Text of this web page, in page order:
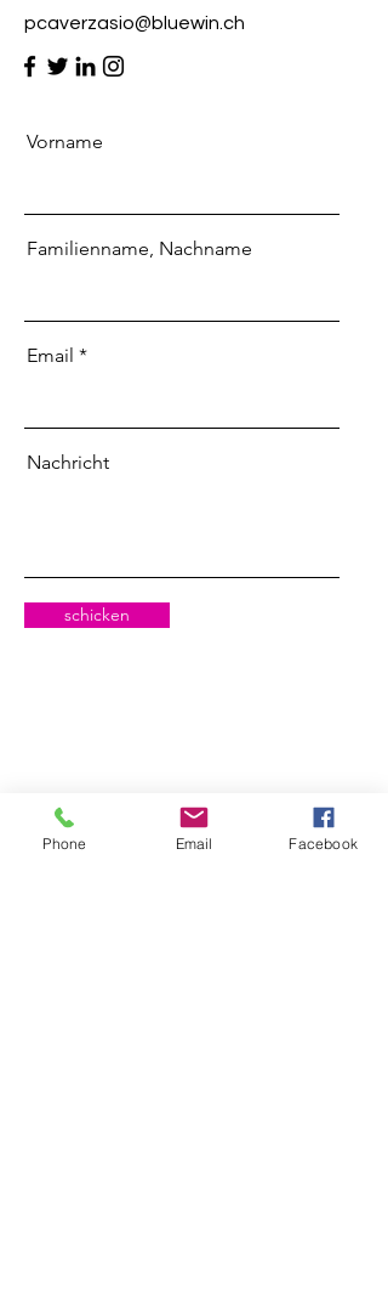
pcaverzasio@bluewin.ch
Vorname
Familienname, Nachname
Email
Nachricht
schicken
Phone Email Facebook